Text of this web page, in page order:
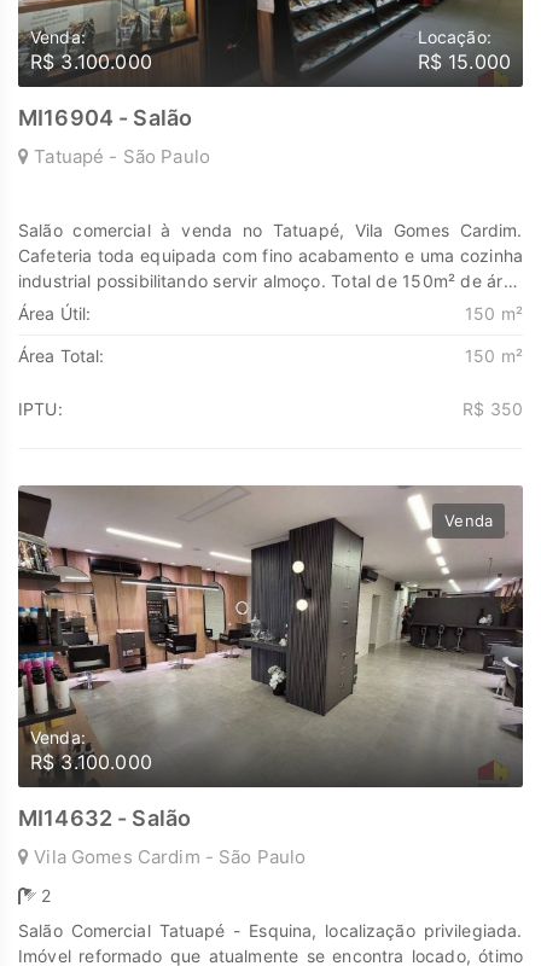
Venda:
R$ 3.100.000
Locação:
R$ 15.000
MI16904 - Salão
Tatuapé - São Paulo
Salão comercial à venda no Tatuapé, Vila Gomes Cardim.
Cafeteria toda equipada com fino acabamento e uma cozinha
industrial possibilitando servir almoço. Total de 150m² de área
construída com uma fachada de 8 metros e 18,75 metros de
Venda do imóvel: 3.100.000,00 Venda da cafeteria/Ponto :
informações. Descubra o poder de Transformar seus sonhos
encontrar o lugar onde sua história irá brilhar.
www.marengoimoveis.com.br 11-99203-8087
Área Útil: 150 m²
Área Total: 150 m²
IPTU: R$ 350
Venda
Venda:
R$ 3.100.000
MI14632 - Salão
Vila Gomes Cardim - São Paulo
2
Salão Comercial Tatuapé - Esquina, localização privilegiada.
Imóvel reformado que atualmente se encontra locado, ótimo